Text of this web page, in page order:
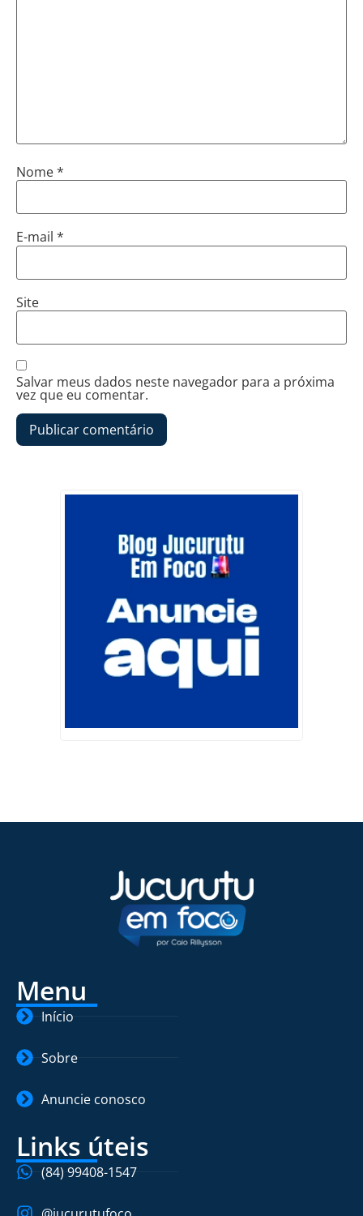
Nome*
E-mail *
Site
Salvar meus dados neste navegador para a próxima
vez que eu comentar.
Menu
Início
Sobre
Anuncie conosco
Links úteis
(84) 99408-1547